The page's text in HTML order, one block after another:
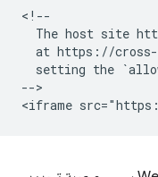
<!--
The host site
at https://
setting the
-->